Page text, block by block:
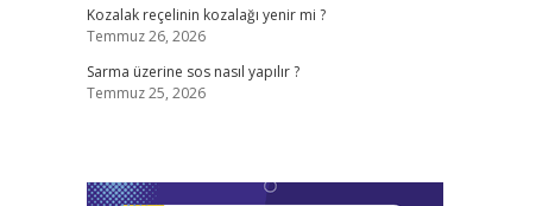
Kozalak reçelinin kozalağı yenir mi ?
Temmuz 26, 2026
Sarma üzerine sos nasıl yapılır ?
Temmuz 25, 2026